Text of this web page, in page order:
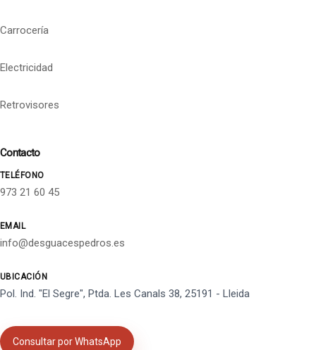
Carrocería
Electricidad
Retrovisores
Contacto
TELÉFONO
973 21 60 45
EMAIL
info@desguacespedros.es
UBICACIÓN
Pol. Ind. "El Segre", Ptda. Les Canals 38, 25191 - Lleida
Consultar por WhatsApp